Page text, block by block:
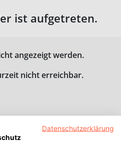
ist aufgetreten.
angezeigt werden.
nicht erreichbar.
Datenschutzerklärung